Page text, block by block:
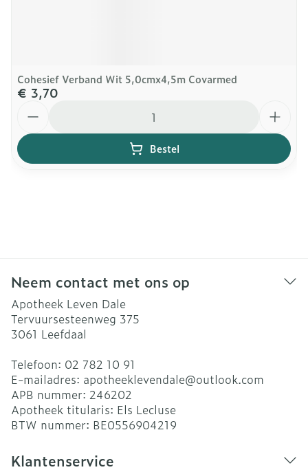
Cohesief Verband Wit 5,0cmx4,5m Covarmed
€ 3,70
Bestel
Neem contact met ons op
Apotheek Leven Dale
Tervuursesteenweg 375
3061 Leefdaal
Telefoon: 02 782 10 91
E-mailadres: apotheeklevendale@outlook.com
APB nummer: 246202
Apotheek titularis: Els Lecluse
BTW nummer: BE0556904219
Klantenservice